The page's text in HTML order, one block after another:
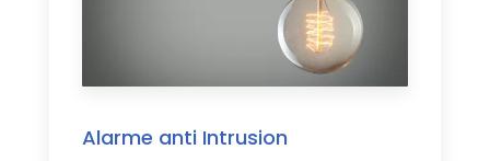
Alarme anti Intrusion